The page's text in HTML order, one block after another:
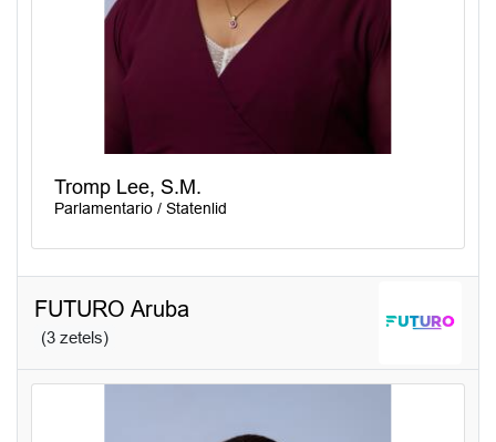
Tromp Lee, S.M.
Parlamentario / Statenlid
FUTURO Aruba
(3 zetels)